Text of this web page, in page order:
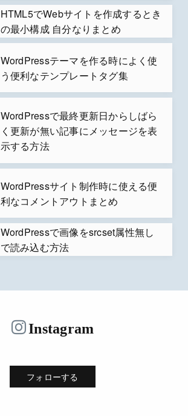
HTML5でWebサイトを作成するとき
の最小構成 自分なりまとめ
WordPressテーマを作る時によく使
う便利なテンプレートタグ集
WordPressで最終更新日からしばら
く更新が無い記事にメッセージを表
示する方法
WordPressサイト制作時に使える便
利なコメントアウトまとめ
WordPressで画像をsrcset属性無し
で読み込む方法
Instagram
フォローする